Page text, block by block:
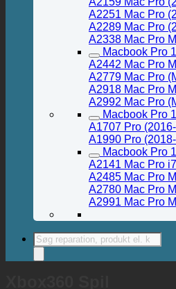
A2251 Mac Pro
A2289 Mac Pro
A2338 Mac Pro
Macbook Pro
A2442 Mac Pro
A2779 Mac Pro
A2918 Mac Pro
A2992 Mac Pro
Macbook Pro
A1707 Pro
A1990 Pro
Macbook Pro
A2141 Mac Pro
A2485 Mac Pro
A2780 Mac Pro
A2991 Mac Pro
Products
search